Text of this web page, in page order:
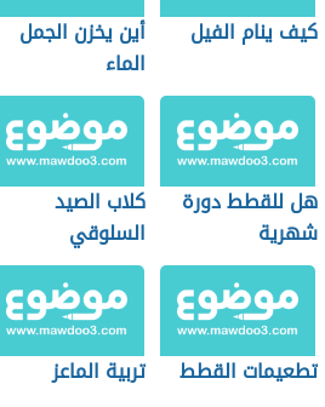
كيف ينام الفيل
أين يخزن الجمل
الماء
هل للقطط دورة
شهرية
كلاب الصيد
السلوقي
تطعيمات القطط تربية الماعز